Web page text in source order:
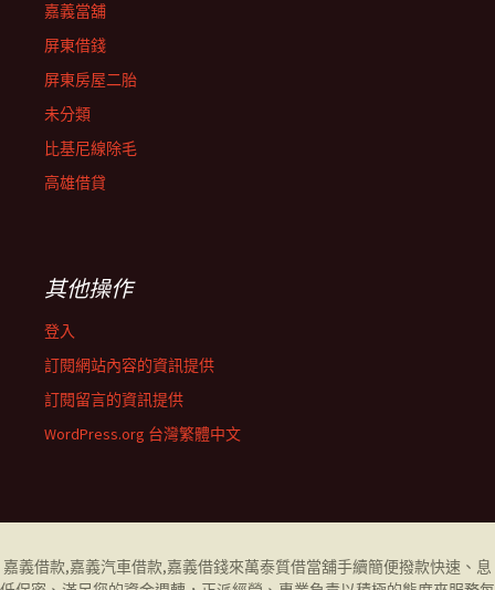
嘉義當舖
屏東借錢
屏東房屋二胎
未分類
比基尼線除毛
高雄借貸
其他操作
登入
訂閱網站內容的資訊提供
訂閱留言的資訊提供
WordPress.org 台灣繁體中文
嘉義借款,嘉義汽車借款,嘉義借錢來萬泰質借當舖手續簡便撥款快速、息